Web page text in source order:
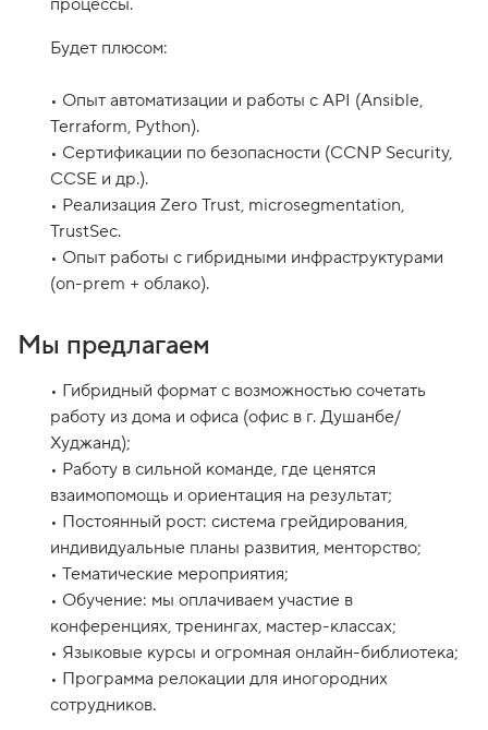
Будет плюсом:
• Опыт автоматизации и работы с API (Ansible,
Terraform, Python).
• Сертификации по безопасности (CCNP Security,
CCSE и др.).
• Реализация Zero Trust, microsegmentation,
TrustSec.
• Опыт работы с гибридными инфраструктурами
(on-prem + облако).
Мы предлагаем
• Гибридный формат с возможностью сочетать
работу из дома и офиса (офис в г. Душанбе/
Худжанд);
• Работу в сильной команде, где ценятся
взаимопомощь и ориентация на результат;
• Постоянный рост: система грейдирования,
индивидуальные планы развития, менторство;
• Тематические мероприятия;
• Обучение: мы оплачиваем участие в
конференциях, тренингах, мастер-классах;
• Языковые курсы и огромная онлайн-библиотека;
• Программа релокации для иногородних
сотрудников.